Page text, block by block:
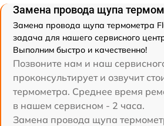
Замена провода щупа
Замена провода щупа термометра
задача для нашего сервисного
Выполним быстро и качественно!
Позвоните нам и наш
проконсультирует и озвучит
термометра. Среднее время
в нашем сервисном - 2 часа.
Замена провода щупа